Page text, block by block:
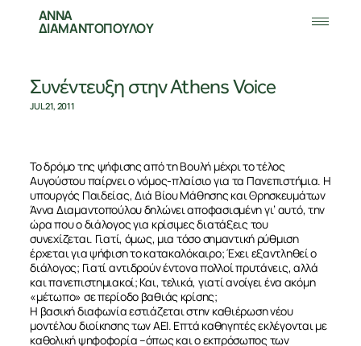
ΑΝΝΑ
ΔΙΑΜΑΝΤΟΠΟΥΛΟΥ
Συνέντευξη στην Athens Voice
JUL 21, 2011
Το δρόμο της ψήφισης από τη Βουλή μέχρι το τέλος
Αυγούστου παίρνει ο νόμος-πλαίσιο για τα Πανεπιστήμια. Η
υπουργός Παιδείας, Διά Βίου Μάθησης και Θρησκευμάτων
Άννα Διαμαντοπούλου δηλώνει αποφασισμένη γι’ αυτό, την
ώρα που ο διάλογος για κρίσιμες διατάξεις του
συνεχίζεται. Γιατί, όμως, μια τόσο σημαντική ρύθμιση
έρχεται για ψήφιση το κατακαλόκαιρο; Έχει εξαντληθεί ο
διάλογος; Γιατί αντιδρούν έντονα πολλοί πρυτάνεις, αλλά
και πανεπιστημιακοί; Και, τελικά, γιατί ανοίγει ένα ακόμη
«μέτωπο» σε περίοδο βαθιάς κρίσης;
Η βασική διαφωνία εστιάζεται στην καθιέρωση νέου
μοντέλου διοίκησης των ΑΕΙ. Επτά καθηγητές εκλέγονται με
καθολική ψηφοφορία –όπως και ο εκπρόσωπος των